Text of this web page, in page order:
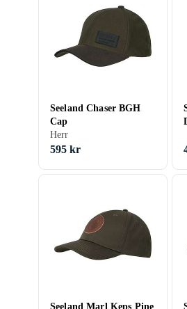
Seeland Chaser BGH
Cap
Herr
595 kr
Seeland Marl Keps Pine